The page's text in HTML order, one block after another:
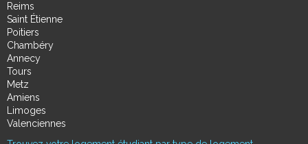
Reims
Saint Étienne
Poitiers
Chambéry
Annecy
Tours
Metz
Amiens
Limoges
Valenciennes